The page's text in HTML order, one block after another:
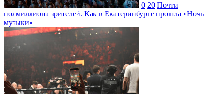
0 20 Почти
полмиллиона зрителей. Как в Екатеринбурге прошла «Ночь
музыки»